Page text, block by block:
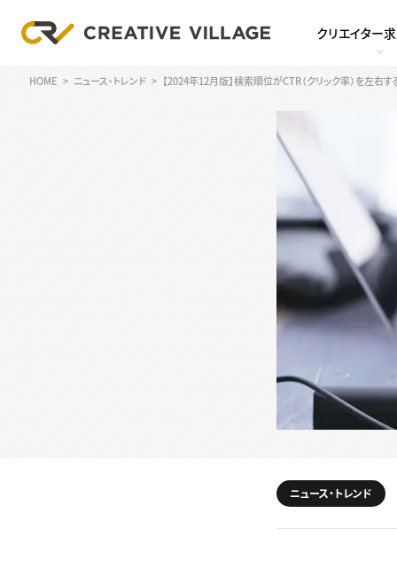
クリエイター
HOME ニュース・トレンド 【2024年12月版】検索順位がCTR（クリック率）を左右
ニュース・トレンド